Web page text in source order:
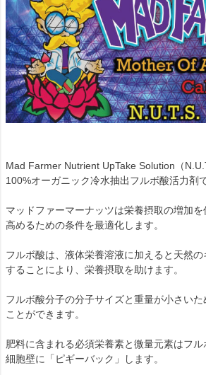
Mad Farmer Nutrient UpTake Solution（
100%オーガニック冷水抽出フルボ酸活力剤で
マッドファーマーナッツは栄養摂取の増加
高めるための条件を最適化します。
フルボ酸は、液体栄養溶液に加えると天然
することにより、栄養摂取を助けます。
フルボ酸分子の分子サイズと重量が小さい
ことができます。
肥料に含まれる必須栄養素と微量元素はフ
細胞壁に「ピギーバック」します。